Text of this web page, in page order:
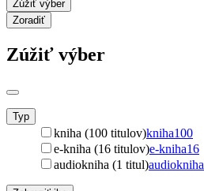
Zúžiť výber
Zoradiť
Zúžiť výber
Typ
kniha (100 titulov)kniha100
e-kniha (16 titulov)e-kniha16
audiokniha (1 titul)audiokniha